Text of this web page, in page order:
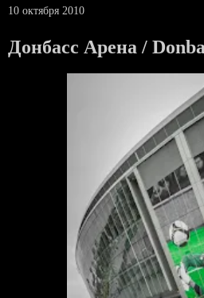
10 октября 2010
Донбасс Арена /